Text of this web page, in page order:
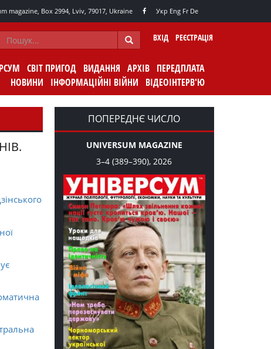
magazine, Box 2994, Lviv, 79017, Ukraine Укр Eng Fr De
ВХІД РЕЄСТРАЦІЯ
СВІТ ПРИГОД ВИДАННЯ АРХІВ ПЕРЕДПЛАТА
НОВИНИ
ІНФОРМАЦІЙНІ ВІЙНИ ВІДЕОІНТЕРВ'Ю
ПОПЕРЕДНЄ ЧИСЛО
UNIVERSUM MAGAZINE
3–4 (389–390), 2026